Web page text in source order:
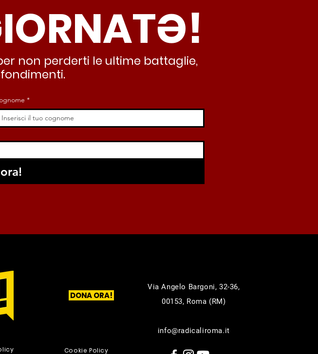
e
lasciando al caos e
all’abusivismo”
non perderti le ultime battaglie,
*
DONA ORA!
Cookie Policy
Via Angelo Bargoni, 32-36,
00153, Roma (RM)
info@radicaliroma.it